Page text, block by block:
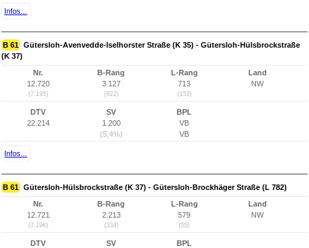
Infos...
B 61 Gütersloh-Avenvedde-Iselhorster Straße (K 35) - Gütersloh-Hülsbrockstraße
(K 37)
Nr.
12.720
(7.195)
B-Rang
3.127
(922)
L-Rang
713
(153)
Land
NW
DTV
22.214
SV
1.200
(5,4%)
BPL
VB
VB
Infos...
B 61 Gütersloh-Hülsbrockstraße (K 37) - Gütersloh-Brockhäger Straße (L 782)
Nr.
12.721
(7.196)
B-Rang
2.213
(334)
L-Rang
579
(55)
Land
NW
DTV
SV
BPL